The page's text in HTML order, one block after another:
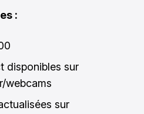
:
disponibles sur
webcams
sur